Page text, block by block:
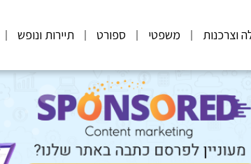
וצרכנות משפטי ספורט תיירות ונופש